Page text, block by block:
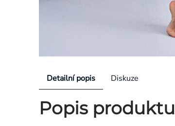
Detailní popis Diskuze
Popis produktu